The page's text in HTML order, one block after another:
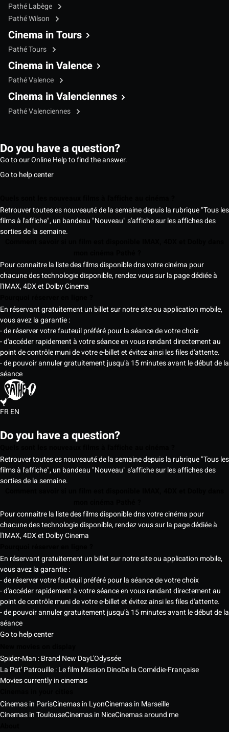
Pathé Labège
Pathé Wilson
Cinema in Tours
Pathé Tours
Cinema in Valence
Pathé Valence
Cinema in Valenciennes
Pathé Valenciennes
Do you have a question?
Go to our Online Help to find the answer.
Go to help center
Retrouver toutes es nouveauté de la semaine depuis la rubrique "Tous les
films à l'affiche", un bandeau "Nouveau" s'affiche sur les affiches des
sorties de la semaine.
Pour connaitre la liste des films disponible dns votre cinéma pour
chacune des technologie disponible, rendez vous sur la page dédiée à
l'IMAX, 4DX et Dolby Cinema
En réservant gratuitement un billet sur notre site ou application mobile,
vous avez la garantie :
- de réserver votre fauteuil préféré pour la séance de votre choix
- d'accéder rapidement à votre séance en vous rendant directement au
point de contrôle muni de votre e-billet et évitez ainsi les files d'attente.
- de pouvoir annuler gratuitement jusqu'à 15 minutes avant le début de la
séance
FREN
Do you have a question?
Retrouver toutes es nouveauté de la semaine depuis la rubrique "Tous les
films à l'affiche", un bandeau "Nouveau" s'affiche sur les affiches des
sorties de la semaine.
Pour connaitre la liste des films disponible dns votre cinéma pour
chacune des technologie disponible, rendez vous sur la page dédiée à
l'IMAX, 4DX et Dolby Cinema
En réservant gratuitement un billet sur notre site ou application mobile,
vous avez la garantie :
- de réserver votre fauteuil préféré pour la séance de votre choix
- d'accéder rapidement à votre séance en vous rendant directement au
point de contrôle muni de votre e-billet et évitez ainsi les files d'attente.
- de pouvoir annuler gratuitement jusqu'à 15 minutes avant le début de la
séance
Go to help center
Spider-Man : Brand New DayL'Odyssée
La Pat' Patrouille : Le film Mission DinoDe la Comédie-Française
Movies currently in cinemas
Cinemas in ParisCinemas in LyonCinemas in Marseille
Cinemas in ToulouseCinemas in NiceCinemas around me